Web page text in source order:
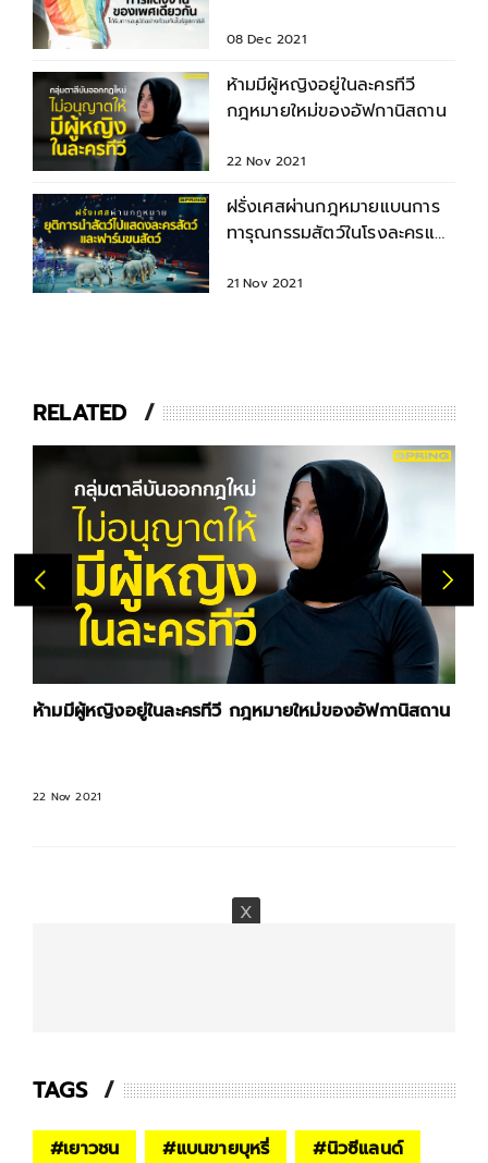
08 Dec 2021
ห้ามมีผู้หญิงอยู่ในละครทีวี
กฎหมายใหม่ของอัฟกานิสถาน
22 Nov 2021
ฝรั่งเศสผ่านกฎหมายแบนการ
ทารุณกรรมสัตว์ในโรงละครและ
21 Nov 2021
RELATED
ห้ามมีผู้หญิงอยู่ในละครทีวี กฎหมายใหม่ของอัฟกานิสถาน
22 Nov 2021
TAGS
#เยาวชน #แบนขายบุหรี่ #นิวซีแลนด์